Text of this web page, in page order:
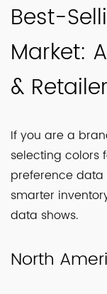
Best-
Market:
&
If you are a
selecting colors
preference
smarter
data shows.
North